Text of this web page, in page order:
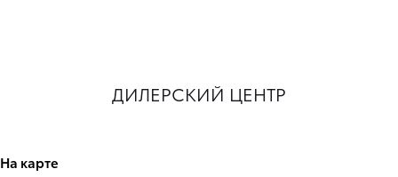
ДИЛЕРСКИЙ ЦЕНТР
На карте